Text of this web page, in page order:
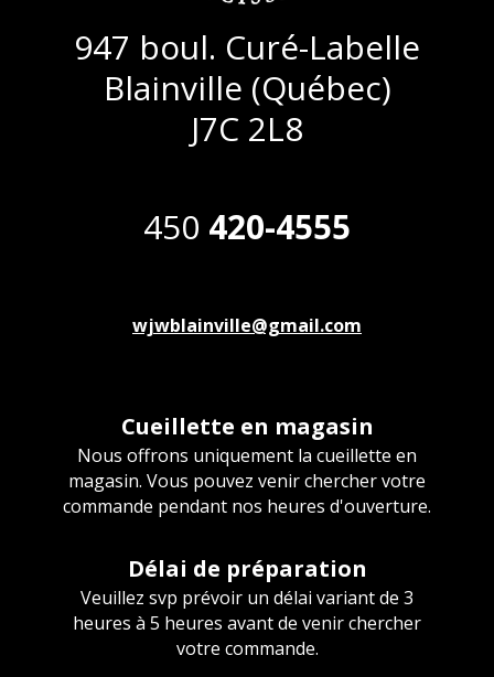
947 boul. Curé-Labelle
Blainville (Québec)
J7C 2L8
450 420-4555
wjwblainville@gmail.com
Cueillette en magasin
Nous offrons uniquement la cueillette en
magasin. Vous pouvez venir chercher votre
commande pendant nos heures d'ouverture.
Délai de préparation
Veuillez svp prévoir un délai variant de 3
heures à 5 heures avant de venir chercher
votre commande.